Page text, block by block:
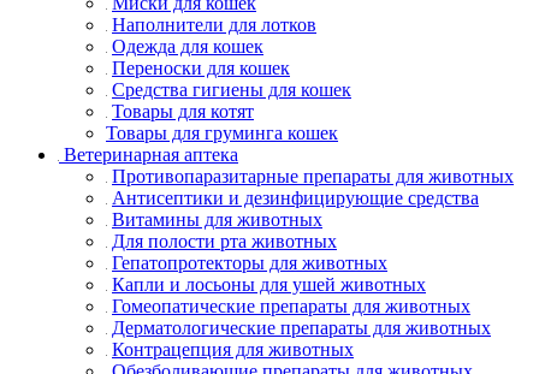
Наполнители для лотков
Одежда для кошек
Переноски для кошек
Средства гигиены для кошек
Товары для котят
Товары для груминга кошек
Ветеринарная аптека
Противопаразитарные препараты для животных
Антисептики и дезинфицирующие средства
Витамины для животных
Для полости рта животных
Гепатопротекторы для животных
Капли и лосьоны для ушей животных
Гомеопатические препараты для животных
Дерматологические препараты для животных
Контрацепция для животных